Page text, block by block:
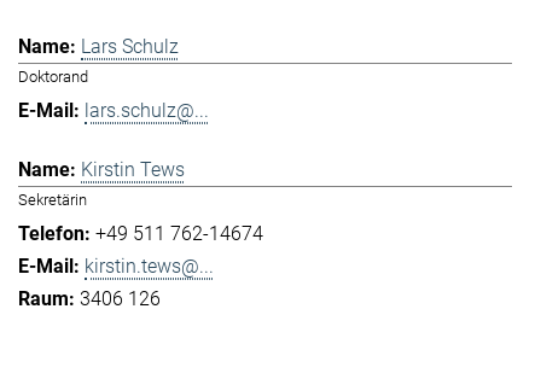
Lars Schulz
Doktorand
lars.schulz@...
Kirstin Tews
Sekretärin
+49 511 762-14674
kirstin.tews@...
3406 126